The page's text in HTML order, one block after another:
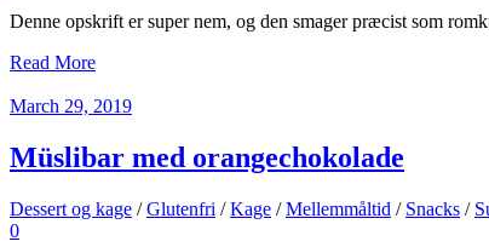
Denne opskrift er super nem, og den smager præcist som
Read More
March 29, 2019
Müslibar med orangechokolade
Dessert og kage /Glutenfri /Kage /Mellemmåltid / Snacks /
0